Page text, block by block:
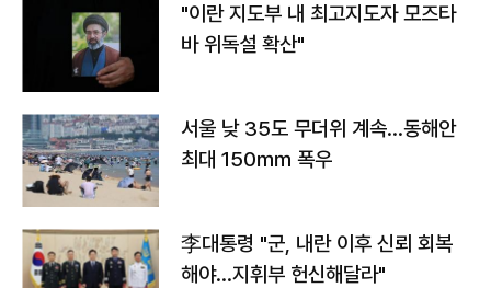
"이란 지도부 내 최고지도자 모즈타
바 위독설 확산"
서울 낮 35도 무더위 계속…동해안
최대 150㎜ 폭우
李대통령 "군, 내란 이후 신뢰 회복
해야…지휘부 헌신해달라"